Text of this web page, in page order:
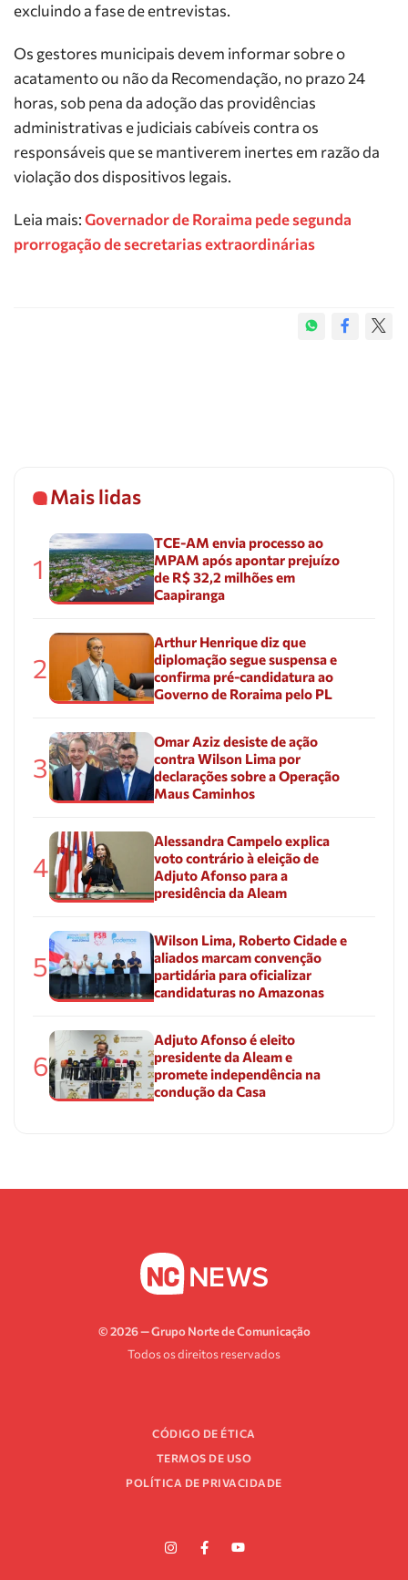
excluindo a fase de entrevistas.
Os gestores municipais devem informar sobre o
acatamento ou não da Recomendação, no prazo 24
horas, sob pena da adoção das providências
administrativas e judiciais cabíveis contra os
responsáveis que se mantiverem inertes em razão da
violação dos dispositivos legais.
Leia mais:Governador de Roraima pede segunda
prorrogação de secretarias extraordinárias
Mais lidas
1
TCE-AM envia processo ao
MPAM após apontar prejuízo
de R$ 32,2 milhões em
Caapiranga
2
Arthur Henrique diz que
diplomação segue suspensa e
confirma pré-candidatura ao
Governo de Roraima pelo PL
3
Omar Aziz desiste de ação
contra Wilson Lima por
declarações sobre a Operação
Maus Caminhos
4
Alessandra Campelo explica
voto contrário à eleição de
Adjuto Afonso para a
presidência da Aleam
5
Wilson Lima, Roberto Cidade e
aliados marcam convenção
partidária para oficializar
candidaturas no Amazonas
6
Adjuto Afonso é eleito
presidente da Aleam e
promete independência na
condução da Casa
© 2026 — Grupo Norte de Comunicação
Todos os direitos reservados
CÓDIGO DE ÉTICA
TERMOS DE USO
POLÍTICA DE PRIVACIDADE